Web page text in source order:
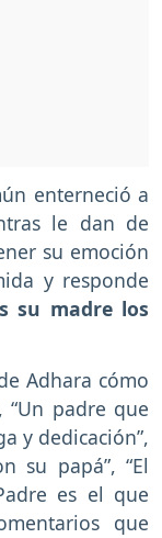
enterneció a
le dan de
su emoción
y responde
su madre los
Adhara cómo
“Un padre que
y dedicación”,
su papá”, “El
es el que
que